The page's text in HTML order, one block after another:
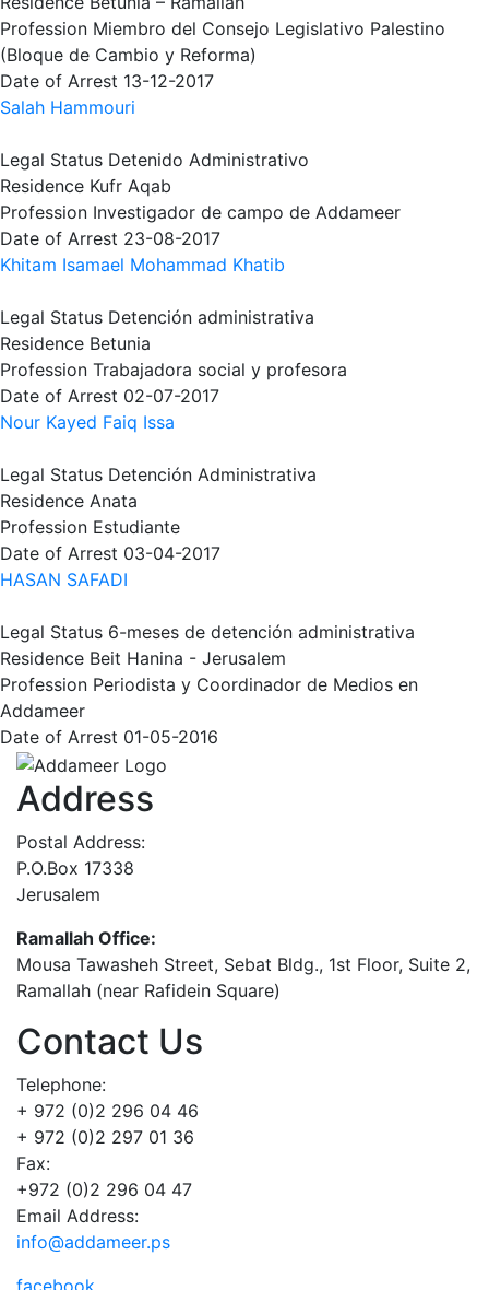
Profession Miembro del Consejo Legislativo Palestino
(Bloque de Cambio y Reforma)
Date of Arrest 13-12-2017
Salah Hammouri
Legal Status Detenido Administrativo
Residence Kufr Aqab
Profession Investigador de campo de Addameer
Date of Arrest 23-08-2017
Khitam Isamael Mohammad Khatib
Legal Status Detención administrativa
Residence Betunia
Profession Trabajadora social y profesora
Date of Arrest 02-07-2017
Nour Kayed Faiq Issa
Legal Status Detención Administrativa
Residence Anata
Profession Estudiante
Date of Arrest 03-04-2017
HASAN SAFADI
Legal Status 6-meses de detención administrativa
Residence Beit Hanina - Jerusalem
Profession Periodista y Coordinador de Medios en
Addameer
Date of Arrest 01-05-2016
Address
Postal Address:
P.O.Box 17338
Jerusalem
Ramallah Office:
Mousa Tawasheh Street, Sebat Bldg., 1st Floor, Suite 2,
Ramallah (near Rafidein Square)
Contact Us
Telephone:
+ 972 (0)2 296 04 46
+ 972 (0)2 297 01 36
Fax:
+972 (0)2 296 04 47
Email Address:
info@addameer.ps
facebook